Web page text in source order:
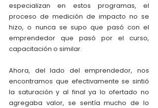
especializan en estos programas, el
proceso de medición de impacto no se
hizo, o nunca se supo que pasó con el
emprendedor que pasó por el curso,
capacitación o similar.
Ahora, del lado del emprendedor, nos
encontramos que efectivamente se sintió
la saturación y al final ya lo ofertado no
agregaba valor, se sentía mucho de lo